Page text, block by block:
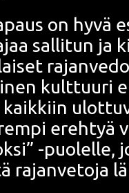
on hyvä
sal­li­tun ja
kult­tuu­ri
ereh­tyä
-puo­lel­le,
rajan­ve­to­ja